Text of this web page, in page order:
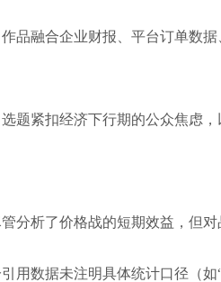
品融合企业财报、平台订单数
题紧扣经济下行期的公众焦虑
分析了价格战的短期效益，但
用数据未注明具体统计口径（